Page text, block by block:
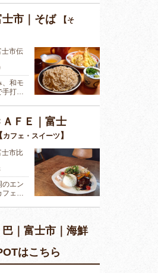
市｜そば 【そ
市伝
、和モ
手打…
ＡＦＥ｜富士
【カフェ・スイーツ】
市比
のエン
フェ…
｜富士市｜海鮮
はこちら